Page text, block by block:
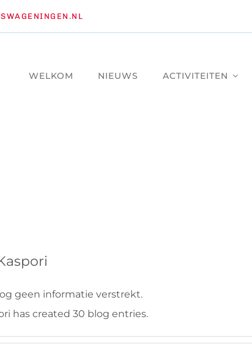
WELKOM NIEUWS ACTIVITEITEN
geen informatie verstrekt.
has created 30 blog entries.